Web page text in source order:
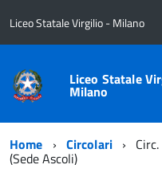
Liceo Statale Virgilio - Milano
Liceo Statale
Milano
Home Circolari
(Sede Ascoli)